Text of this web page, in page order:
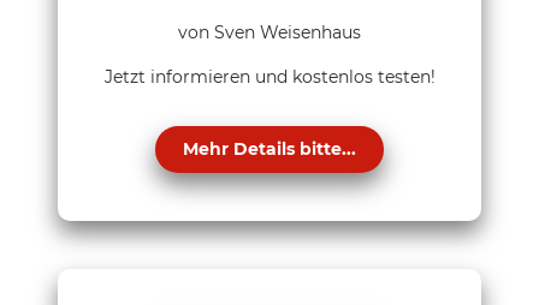
von Sven Weisenhaus
Jetzt informieren und kostenlos testen!
Mehr Details bitte...